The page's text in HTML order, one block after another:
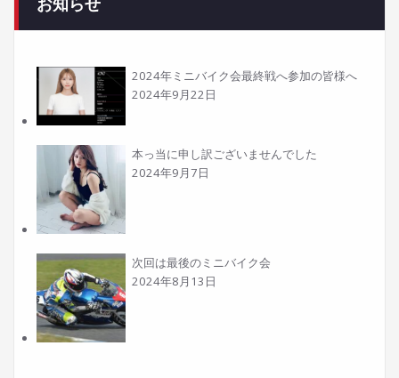
2024年ミニバイク会最終戦へ参加の皆様へ
2024年9月22日
本っ当に申し訳ございませんでした
2024年9月7日
次回は最後のミニバイク会
2024年8月13日